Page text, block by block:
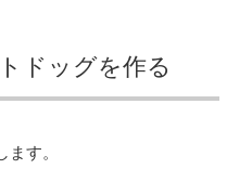
ドッグを作る
す。